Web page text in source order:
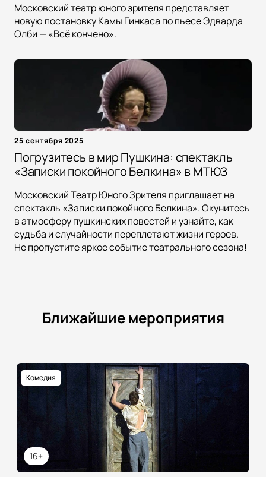
Московский театр юного зрителя представляет
новую постановку Камы Гинкаса по пьесе Эдварда
Олби — «Всё кончено».
25 сентября 2025
Погрузитесь в мир Пушкина: спектакль
«Записки покойного Белкина» в МТЮЗ
Московский Театр Юного Зрителя приглашает на
спектакль «Записки покойного Белкина». Окунитесь
в атмосферу пушкинских повестей и узнайте, как
судьба и случайности переплетают жизни героев.
Не пропустите яркое событие театрального сезона!
Ближайшие мероприятия
16+
Комедия